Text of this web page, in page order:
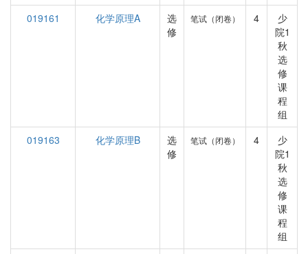
019161
化学原理A
选
修
笔试（闭卷） 4
少
院1
秋
选
修
课
程
组
019163
化学原理B
选
修
笔试（闭卷） 4
少
院1
秋
选
修
课
程
组